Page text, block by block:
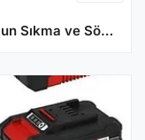
RYOBI RRW1814X-0 1/4 Akülü Somun Sıkma ve Sökme Makinesi - (Aküsüz)